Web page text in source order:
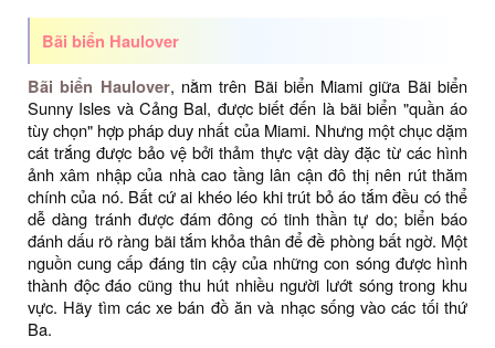
Bãi biển Haulover
Bãi biển Haulover, nằm trên Bãi biển Miami giữa Bãi biển
Sunny Isles và Cảng Bal, được biết đến là bãi biển "quần áo
tùy chọn" hợp pháp duy nhất của Miami. Nhưng một chục dặm
cát trắng được bảo vệ bởi thảm thực vật dày đặc từ các hình
ảnh xâm nhập của nhà cao tầng lân cận đô thị nên rút thăm
chính của nó. Bất cứ ai khéo léo khi trút bỏ áo tắm đều có thể
dễ dàng tránh được đám đông có tinh thần tự do; biển báo
đánh dấu rõ ràng bãi tắm khỏa thân để đề phòng bất ngờ. Một
nguồn cung cấp đáng tin cậy của những con sóng được hình
thành độc đáo cũng thu hút nhiều người lướt sóng trong khu
vực. Hãy tìm các xe bán đồ ăn và nhạc sống vào các tối thứ
Ba.